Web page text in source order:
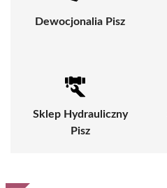
Dewocjonalia Pisz
Sklep Hydrauliczny
Pisz